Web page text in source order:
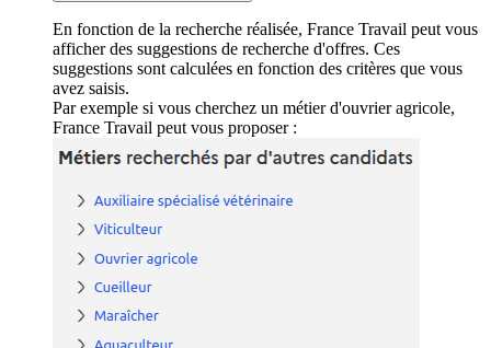
En fonction de la recherche réalisée, France Travail peut vous
afficher des suggestions de recherche d'offres. Ces
suggestions sont calculées en fonction des critères que vous
avez saisis.
Par exemple si vous cherchez un métier d'ouvrier agricole,
France Travail peut vous proposer :